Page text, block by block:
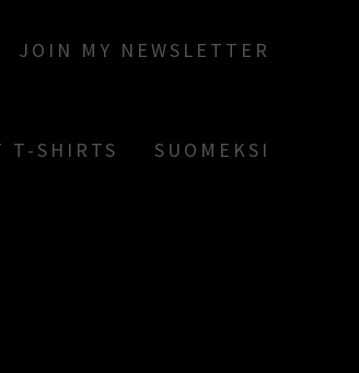
JOIN MY NEWSLETTER
T-SHIRTS SUOMEKSI